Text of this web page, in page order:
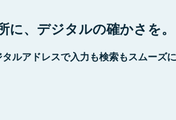
に、デジタルの確かさを。
タルアドレスで入力も検索もスムーズ